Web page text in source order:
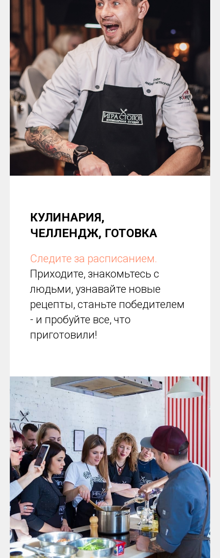
КУЛИНАРИЯ,
ЧЕЛЛЕНДЖ, ГОТОВКА
Следите за расписанием.
Приходите, знакомьтесь с
людьми, узнавайте новые
рецепты, станьте победителем
- и пробуйте все, что
приготовили!